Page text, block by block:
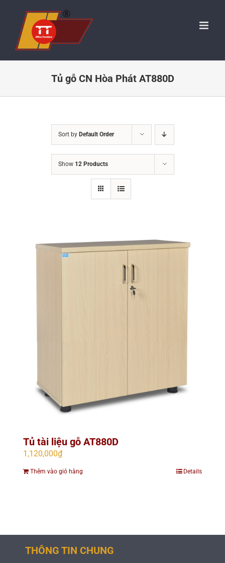
content
Tủ gỗ CN Hòa Phát AT880D
Sort by Default Order
Show 12 Products
Tủ tài liệu gỗ AT880D
1,120,000₫
Thêm vào giỏ hàng Details
THÔNG TIN CHUNG